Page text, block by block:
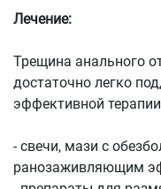
Лечение:
Трещина анального
достаточно легко
эффективной
- свечи, мази с
ранозаживляющим